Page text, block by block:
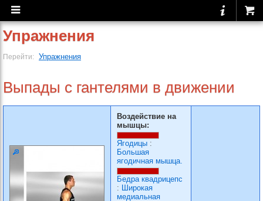
Упражнения
Перейти: Упражнения
Выпады с гантелями в движении
Воздействие на
мышцы:
Ягодицы :
Большая
ягодичная мышца.
Бедра квадрицепс
: Широкая
медиальная